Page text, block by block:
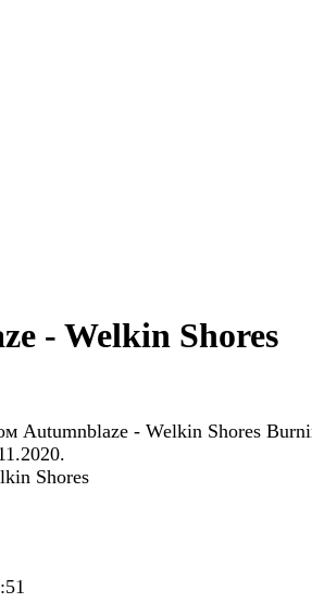
- Welkin Shores
Autumnblaze - Welkin Shores